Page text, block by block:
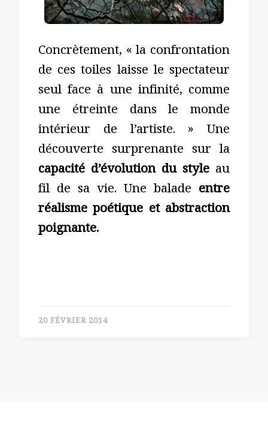
Concrètement, « la confrontation
de ces toiles laisse le spectateur
seul face à une infinité, comme
une étreinte dans le monde
intérieur de l’artiste. » Une
découverte surprenante sur la
capacité d’évolution du style au
fil de sa vie. Une balade entre
réalisme poétique et abstraction
poignante.
20 FÉVRIER 2014